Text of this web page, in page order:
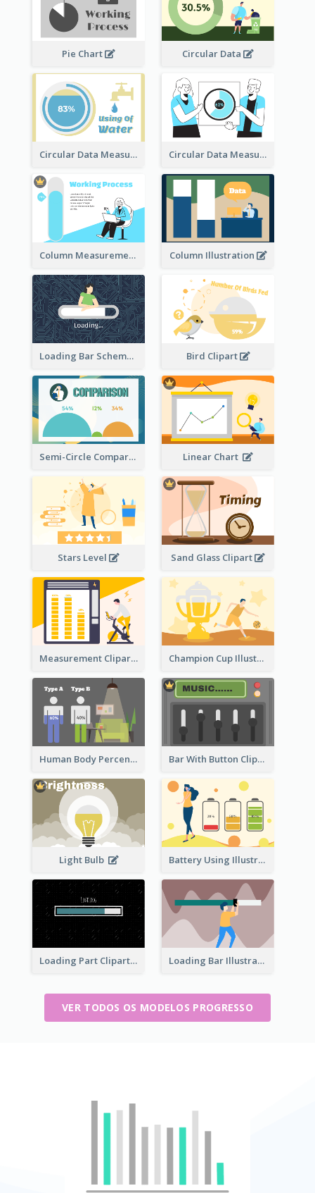
Pie Chart Circular Data
Circular Data Measurement Circular Data Measurement
Column Measurement clipart Column Illustration
Loading Bar Schematic Diagram Bird Clipart
Semi-Circle Comparison Linear Chart
Stars Level Sand Glass Clipart
Measurement Clipart Champion Cup Illustration
Human Body Percentage Comparison Bar With Button Clipart
Light Bulb Battery Using Illustration
Loading Part Clipart Loading Bar Illustration
VER TODOS OS MODELOS PROGRESSO